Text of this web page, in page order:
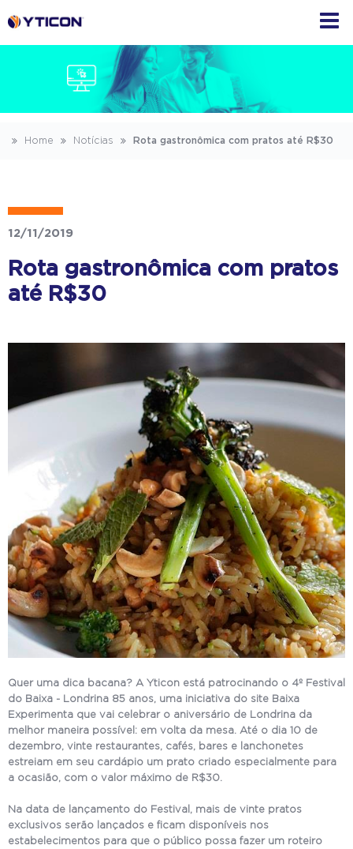
Home Notícias Rota gastronômica com pratos até R$30
12/11/2019
Rota gastronômica com pratos
até R$30
Quer uma dica bacana? A Yticon está patrocinando o 4º Festival
do Baixa - Londrina 85 anos, uma iniciativa do site Baixa
Experimenta que vai celebrar o aniversário de Londrina da
melhor maneira possível: em volta da mesa. Até o dia 10 de
dezembro, vinte restaurantes, cafés, bares e lanchonetes
estreiam em seu cardápio um prato criado especialmente para
a ocasião, com o valor máximo de R$30.
Na data de lançamento do Festival, mais de vinte pratos
exclusivos serão lançados e ficam disponíveis nos
estabelecimentos para que o público possa fazer um roteiro